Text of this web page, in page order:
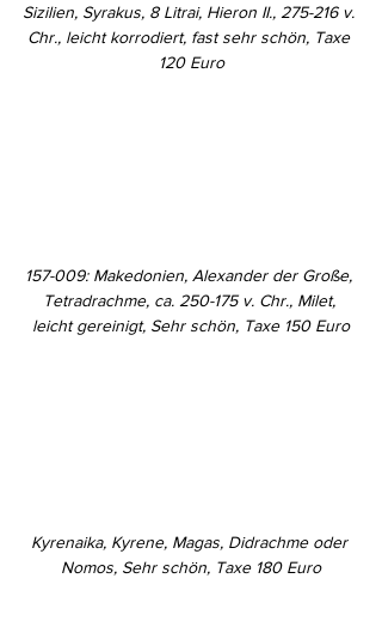
Sizilien, Syrakus, 8 Litrai, Hieron II., 275-216 v.
Chr., leicht korrodiert, fast sehr schön, Taxe
120 Euro
157-009: Makedonien, Alexander der Große,
Tetradrachme, ca. 250-175 v. Chr., Milet,
leicht gereinigt, Sehr schön, Taxe 150 Euro
Kyrenaika, Kyrene, Magas, Didrachme oder
Nomos, Sehr schön, Taxe 180 Euro